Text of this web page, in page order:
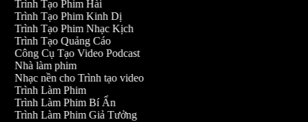
Trình Tạo Phim Hài
Trình Tạo Phim Kinh Dị
Trình Tạo Phim Nhạc Kịch
Trình Tạo Quảng Cáo
Công Cụ Tạo Video Podcast
Nhà làm phim
Nhạc nền cho Trình tạo video
Trình Làm Phim
Trình Làm Phim Bí Ẩn
Trình Làm Phim Giả Tưởng